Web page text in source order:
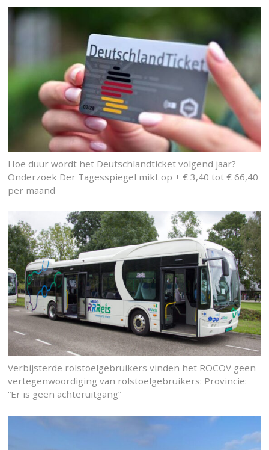
Hoe duur wordt het Deutschlandticket volgend jaar?
Onderzoek Der Tagesspiegel mikt op + € 3,40 tot € 66,40
per maand
Verbijsterde rolstoelgebruikers vinden het ROCOV geen
vertegenwoordiging van rolstoelgebruikers: Provincie:
“Er is geen achteruitgang”